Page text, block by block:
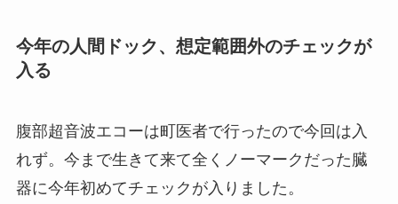
今年の人間ドック、想定範囲外のチェックが
入る
腹部超音波エコーは町医者で行ったので今回は入
れず。今まで生きて来て全くノーマークだった臓
器に今年初めてチェックが入りました。